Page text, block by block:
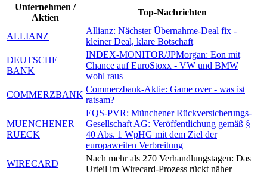
Unternehmen /
Aktien
Top-Nachrichten
ALLIANZ
Allianz: Nächster Übernahme-Deal fix -
kleiner Deal, klare Botschaft
DEUTSCHE
BANK
INDEX-MONITOR/JPMorgan: Eon mit
Chance auf EuroStoxx - VW und BMW
wohl raus
COMMERZBANK
Commerzbank-Aktie: Game over - was ist
ratsam?
MUENCHENER
RUECK
EQS-PVR: Münchener Rückversicherungs-
Gesellschaft AG: Veröffentlichung gemäß §
40 Abs. 1 WpHG mit dem Ziel der
europaweiten Verbreitung
WIRECARD
Nach mehr als 270 Verhandlungstagen: Das
Urteil im Wirecard-Prozess rückt näher